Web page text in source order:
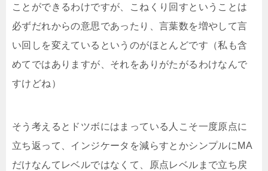
ことができるわけですが、こねくり回すということは
必ずだれからの意思であったり、言葉数を増やして言
い回しを変えているというのがほとんどです（私も含
めてではありますが、それをありがたがるわけなんで
すけどね）
そう考えるとドツボにはまっている人こそ一度原点に
立ち返って、インジケータを減らすとかシンプルにMA
だけなんてレベルではなくて、原点レベルまで立ち戻